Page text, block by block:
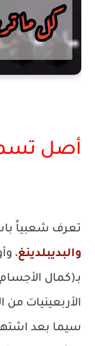
أصل
تعرف شعبياً
والبديبلدينغ،
بـ(كمال
الأربعينيات
سيما بعد